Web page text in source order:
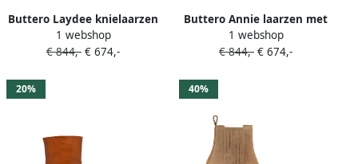
Buttero Laydee knielaarzen
met gespbandje Zwart
1 webshop
€ 844,- € 674,-
Buttero Annie laarzen met
Western-stijl en suède vlak
Zwart
1 webshop
€ 844,- € 674,-
20% 40%